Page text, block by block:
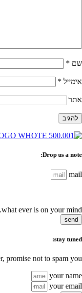
שם *
אימייל *
אתר
Drop us a note:
mail
what ever is on your mind...
send
stay tuned:
promise not to spam you :)
your name
your email